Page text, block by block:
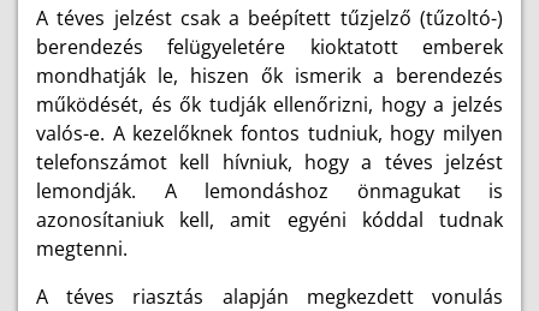
A téves jelzést csak a beépített tűzjelző (tűzoltó-)
berendezés felügyeletére kioktatott emberek
mondhatják le, hiszen ők ismerik a berendezés
működését, és ők tudják ellenőrizni, hogy a jelzés
valós-e. A kezelőknek fontos tudniuk, hogy milyen
telefonszámot kell hívniuk, hogy a téves jelzést
lemondják. A lemondáshoz önmagukat is
azonosítaniuk kell, amit egyéni kóddal tudnak
megtenni.
A téves riasztás alapján megkezdett vonulás